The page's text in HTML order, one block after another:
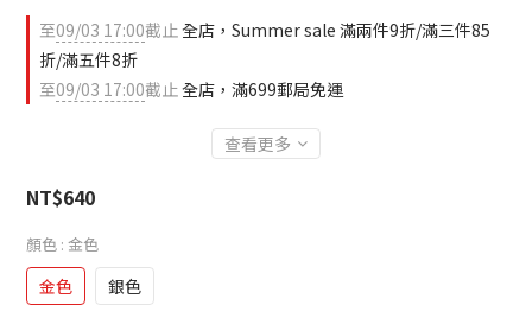
至09/03 17:00截止全店，Summer sale 滿兩件9折/滿三件85
折/滿五件8折
至09/03 17:00截止全店，滿699郵局免運
查看更多
NT$640
顏色 : 金色
金色 銀色